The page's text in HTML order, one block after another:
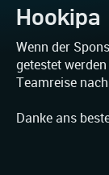
Hookipa
Wenn der
getestet
Teamreise
Danke ans